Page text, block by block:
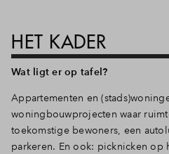
HET KADER
Wat ligt er op tafel?
Appartementen en
woningbouwprojecten waar
toekomstige bewoners, een
parkeren. En ook: picknicken op